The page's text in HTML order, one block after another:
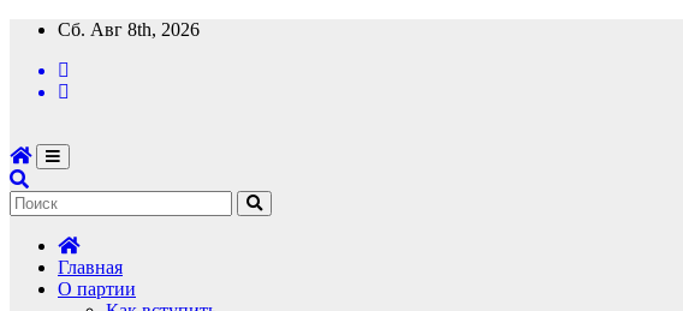
Перейти
содержимому
Сб. Авг 8th, 2026
Главная
О партии